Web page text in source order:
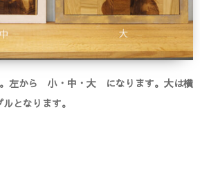
。左から 小・中・大 になります。大は横
となります。